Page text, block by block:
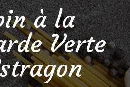
à la
Verte